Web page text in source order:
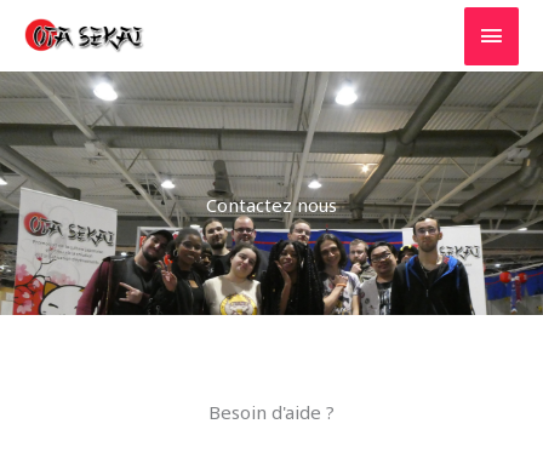
Aller
contenu
Contactez nous
Besoin d'aide ?